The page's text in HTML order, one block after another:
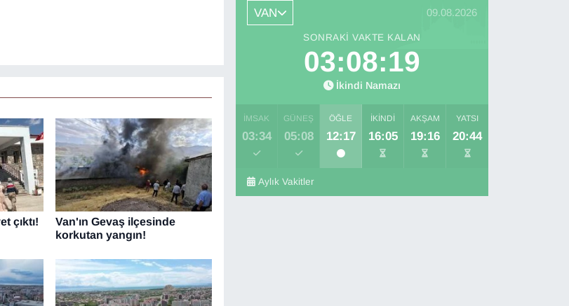
çıktı!
Van'ın Gevaş ilçesinde
korkutan yangın!
VAN 09.08.2026
SONRAKI VAKTE KALAN
03:08:18
İkindi Namazı
İMSAK
03:34
GÜNEŞ
05:08
ÖĞLE
12:17
İKINDI
16:05
AKŞAM
19:16
YATSI
20:44
Aylık Vakitler